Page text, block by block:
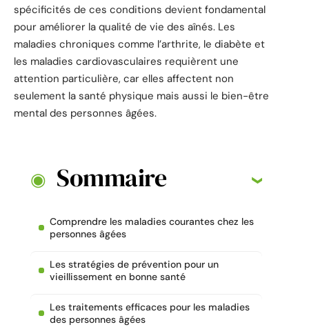
spécificités de ces conditions devient fondamental
pour améliorer la qualité de vie des aînés. Les
maladies chroniques comme l’arthrite, le diabète et
les maladies cardiovasculaires requièrent une
attention particulière, car elles affectent non
seulement la santé physique mais aussi le bien-être
mental des personnes âgées.
Sommaire
Comprendre les maladies courantes chez les
personnes âgées
Les stratégies de prévention pour un
vieillissement en bonne santé
Les traitements efficaces pour les maladies
des personnes âgées